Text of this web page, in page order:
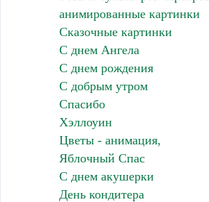
анимированные картинки
Сказочные картинки
С днем Ангела
С днем рождения
С добрым утром
Спасибо
Хэллоуин
Цветы - анимация,
Яблочный Спас
С днем акушерки
День кондитера